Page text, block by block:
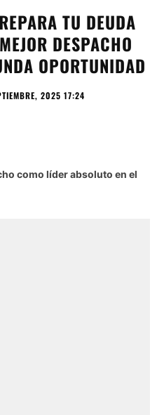
TU DEUDA
DESPACHO
OPORTUNIDAD
2025 17:24
como líder absoluto en el